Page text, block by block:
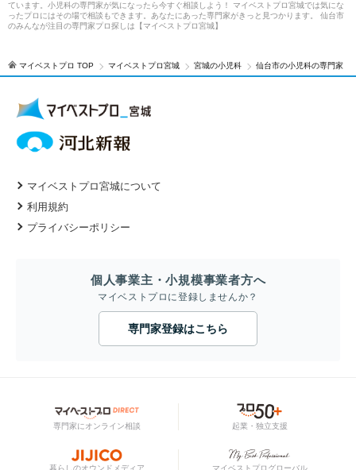
ています。小児科の専門家が気になったら今すぐ相談しよう！ マイベストプロ宮城では気にな
ったプロにはその場で相談もできます。あなたにあった専門家がきっと見つかります。 仙台市
のみんなが注目の専門家プロ探しは【マイベストプロ宮城】
マイベストプロ TOP マイベストプロ宮城 宮城の小児科 仙台市の小児科の専門家
マイベストプロ宮城について
利用規約
プライバシーポリシー
個人事業主・小規模事業者方へ
マイベストプロに登録しませんか？
専門家登録はこちら
専門家にオンライン相談 起業・独立支援